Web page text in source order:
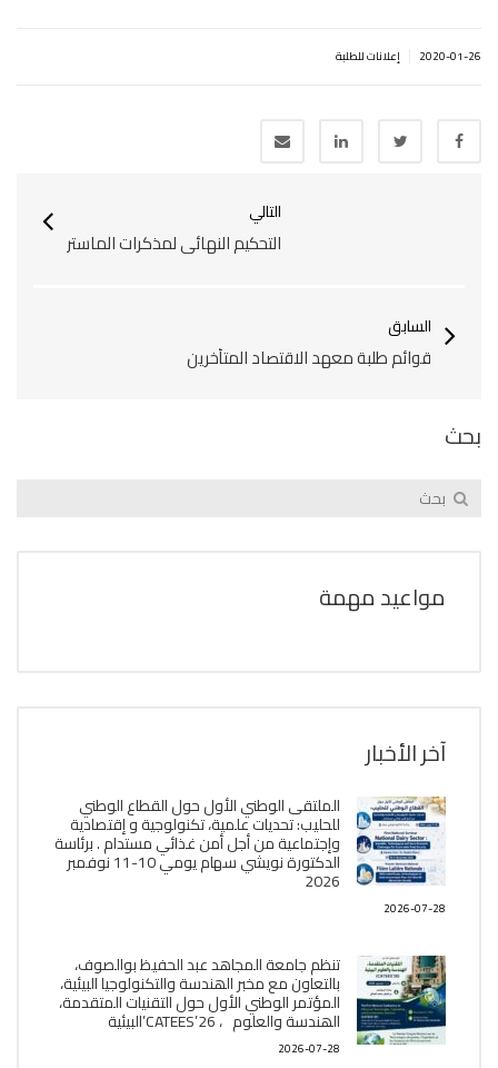
2020-01-26 إعلانات للطلبة
التالي
التحكيم النهائي لمذكرات الماستر
السابق
قوائم طلبة معهد الاقتصاد المتأخرين
بحث
مواعيد مهمة
آخر الأخبار
الملتقى الوطني الأول حول القطاع الوطني
للحليب: تحديات علمية، تكنولوجية و إقتصادية
وإجتماعية من أجل أمن غذائي مستدام . برئاسة
الدكتورة نويشي سهام يومي 10-11 نوفمبر
2026
2026-07-28
تنظم جامعة المجاهد عبد الحفيظ بوالصوف،
بالتعاون مع مخبر الھندسة والتكنولوجيا البیئیة،
المؤتمر الوطني الأول حول التقنيات المتقدمة،
الھندسة والعلوم ، CATEES’26’البیئية
2026-07-28